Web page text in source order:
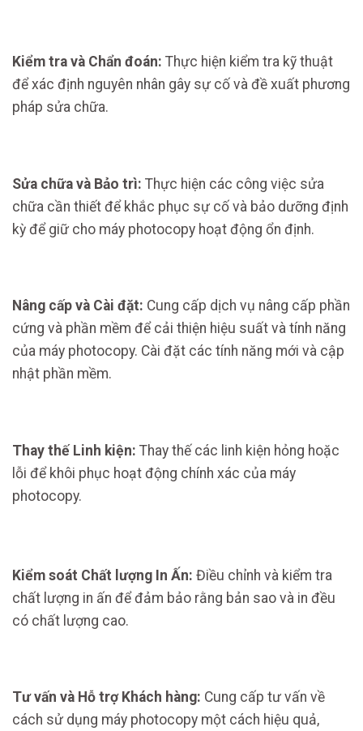
Kiểm tra và Chẩn đoán: Thực hiện kiểm tra kỹ thuật
để xác định nguyên nhân gây sự cố và đề xuất phương
pháp sửa chữa.
Sửa chữa và Bảo trì: Thực hiện các công việc sửa
chữa cần thiết để khắc phục sự cố và bảo dưỡng định
kỳ để giữ cho máy photocopy hoạt động ổn định.
Nâng cấp và Cài đặt: Cung cấp dịch vụ nâng cấp phần
cứng và phần mềm để cải thiện hiệu suất và tính năng
của máy photocopy. Cài đặt các tính năng mới và cập
nhật phần mềm.
Thay thế Linh kiện: Thay thế các linh kiện hỏng hoặc
lỗi để khôi phục hoạt động chính xác của máy
photocopy.
Kiểm soát Chất lượng In Ấn: Điều chỉnh và kiểm tra
chất lượng in ấn để đảm bảo rằng bản sao và in đều
có chất lượng cao.
Tư vấn và Hỗ trợ Khách hàng: Cung cấp tư vấn về
cách sử dụng máy photocopy một cách hiệu quả,